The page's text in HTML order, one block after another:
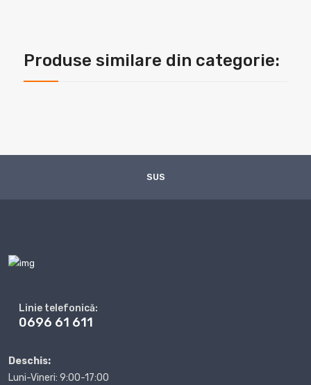
Produse similare din categorie:
SUS
Linie telefonică:
0696 61 611
Deschis:
Luni-Vineri: 9:00-17:00